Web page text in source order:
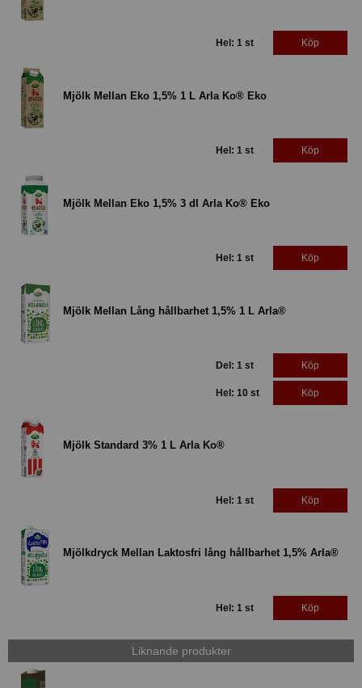
Hel: 1 st Köp
Mjölk Mellan Eko 1,5% 1 L Arla Ko® Eko
Hel: 1 st Köp
Mjölk Mellan Eko 1,5% 3 dl Arla Ko® Eko
Hel: 1 st Köp
Mjölk Mellan Lång hållbarhet 1,5% 1 L Arla®
Del: 1 st Köp
Hel: 10 st Köp
Mjölk Standard 3% 1 L Arla Ko®
Hel: 1 st Köp
Mjölkdryck Mellan Laktosfri lång hållbarhet 1,5% Arla®
Hel: 1 st Köp
Liknande produkter